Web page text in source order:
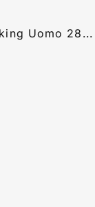
Uomo 28...